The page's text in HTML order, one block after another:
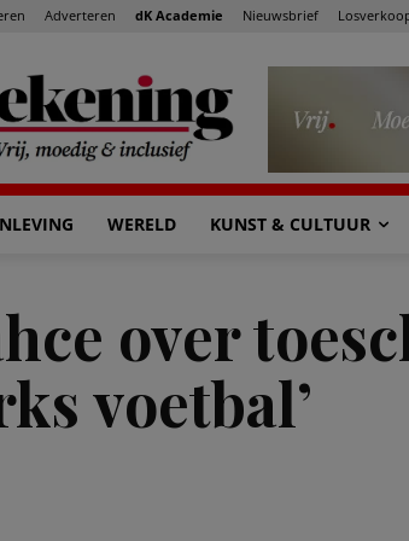
Adverteren dK Academie Nieuwsbrief
WERELD KUNST & CULTUUR
over
voetbal’